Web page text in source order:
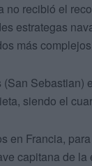
no recibió el
estrategas
más
Sebastian)
siendo el
en Francia,
capitana de